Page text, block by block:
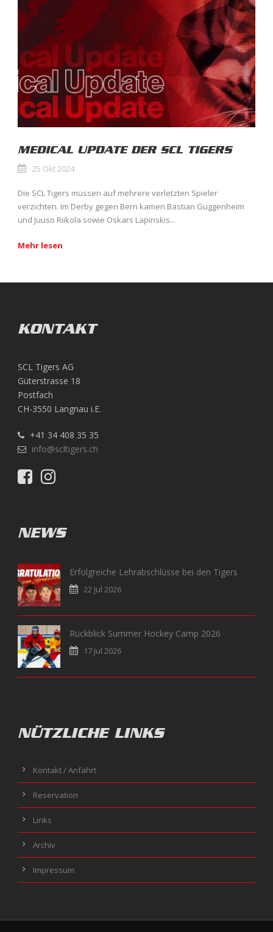
MEDICAL UPDATE DER SCL TIGERS
25 Okt 2024
Die SCL Tigers müssen auf mehrere verletzten Spieler
verzichten. Im Derby gegen Bern kamen Bastian Guggenheim
und Juuso Riikola sowie Oskars Lapinskis...
Mehr lesen
KONTAKT
SCL Tigers AG
Güterstrasse 18
Postfach
CH-3550 Langnau i.E.
+41 34 408 35 35
info@scltigers.ch
NEWS
Erfolgreiche Lehrabschlüsse bei den Tigers
22 Jul 2026
Rückblick Summer Hockey Camp 2026
17 Jul 2026
NÜTZLICHE LINKS
Kontakt / Anfahrt
Reservation
Links
Archiv
Impressum